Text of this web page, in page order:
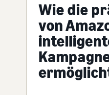
Wie die
von